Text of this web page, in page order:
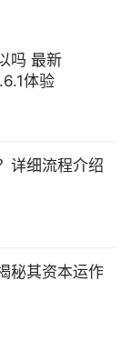
吗 最新
体验
详细流程介绍
秘其资本运作